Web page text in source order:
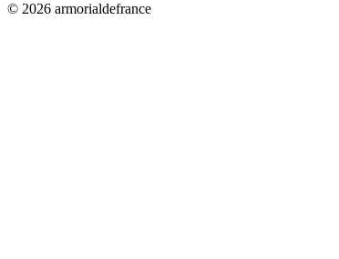
© 2026 armorialdefrance